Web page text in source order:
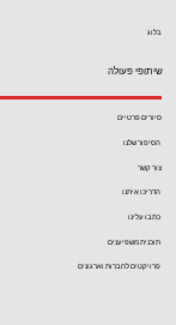
בלוג
שיתופי פעולה
תוכנית משפיענים
הסיפור שלנו
סיורים פרטיים
הדריכו איתנו
פרויקטים לחברות וארגונים
כתבו עלינו
צור קשר